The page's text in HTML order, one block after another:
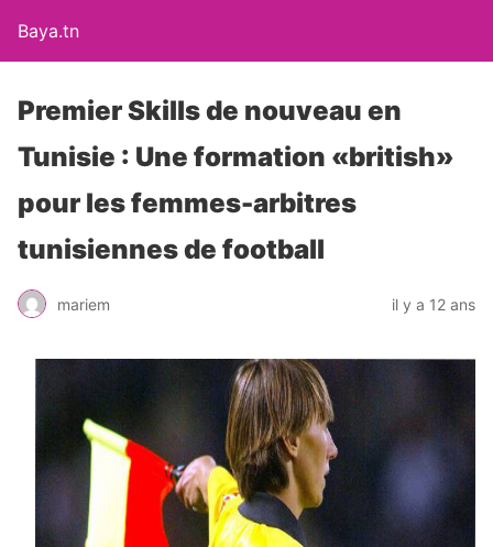
Baya.tn
Premier Skills de nouveau en
Tunisie : Une formation «british»
pour les femmes-arbitres
tunisiennes de football
mariem il y a 12 ans